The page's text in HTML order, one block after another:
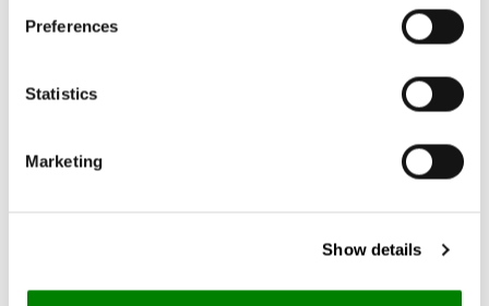
Preferences
Statistics
Marketing
Show details
habituel